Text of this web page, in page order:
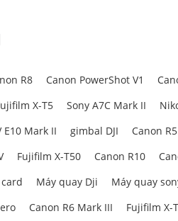
R8 Canon PowerShot V1
X-T5 Sony A7C Mark II
E10 Mark II gimbal DJI Canon
Fujifilm X-T50 Canon R10
Máy quay Dji Máy quay
Canon R6 Mark III Fujifilm X-